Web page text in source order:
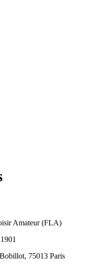
Amateur (FLA)
75013 Paris